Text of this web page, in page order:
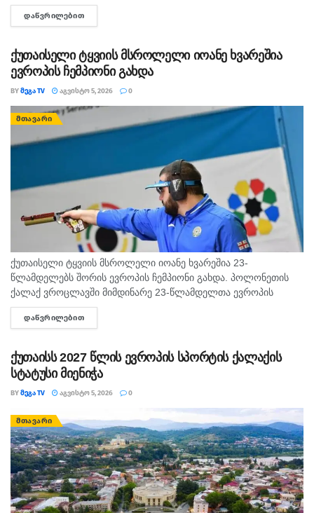
სხვადასხვა გვერდის მეშვეობით გავრცელდა ვიდეომასალა,
რომელშიც ჩანს, რომ ურეკის სანაპიროზე, ჰიდროციკლით
ᲓᲐᲬᲕᲠᲘᲚᲔᲑᲘᲗ
ქუთაისელი ტყვიის მსროლელი იოანე ხვარეშია
ევროპის ჩემპიონი გახდა
BYᲛᲔᲒᲐ TV ᲐᲒᲕᲘᲡᲢᲝ 5, 2026 0
ᲛᲗᲐᲕᲐᲠᲘ
ქუთაისელი ტყვიის მსროლელი იოანე ხვარეშია 23-
წლამდელებს შორის ევროპის ჩემპიონი გახდა. პოლონეთის
ქალაქ ვროცლავში მიმდინარე 23-წლამდელთა ევროპის
ჩემპიონატზე ქუთაისელმა ტყვიის მსროლელმა იოანე
ხვარეშიამ ბრწყინვალედ იასპარეზა და ოქროს მედალი
ᲓᲐᲬᲕᲠᲘᲚᲔᲑᲘᲗ
ქუთაისს 2027 წლის ევროპის სპორტის ქალაქის
სტატუსი მიენიჭა
BYᲛᲔᲒᲐ TV ᲐᲒᲕᲘᲡᲢᲝ 5, 2026 0
ᲛᲗᲐᲕᲐᲠᲘ